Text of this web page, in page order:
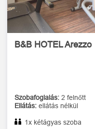
B&B HOTEL Arezzo
Szobafoglalás: 2 felnőtt
Ellátás: ellátás nélkül
1x kétágyas szoba